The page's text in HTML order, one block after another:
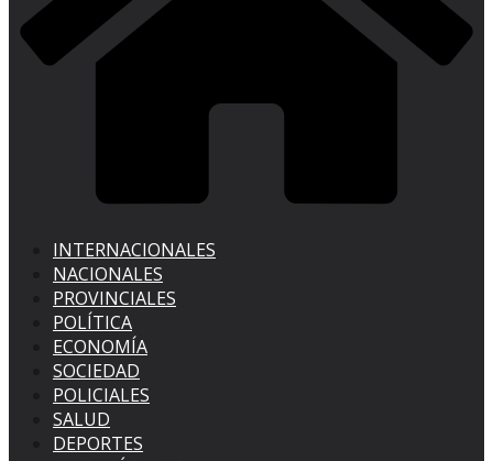
INTERNACIONALES
NACIONALES
PROVINCIALES
POLÍTICA
ECONOMÍA
SOCIEDAD
POLICIALES
SALUD
DEPORTES